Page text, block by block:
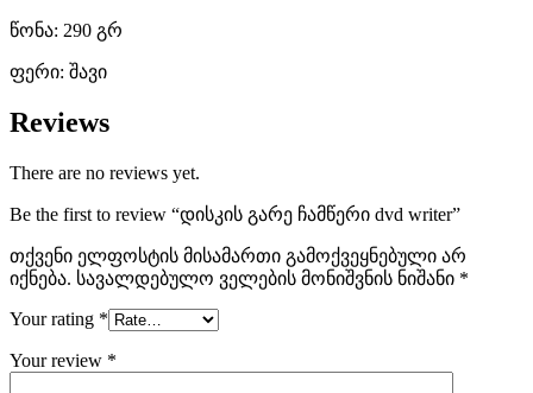
წონა: 290 გრ
ფერი: შავი
Reviews
There are no reviews yet.
Be the first to review “​დისკის გარე ჩამწერი dvd writer”
თქვენი ელფოსტის მისამართი გამოქვეყნებული არ
იქნება. სავალდებულო ველების მონიშვნის ნიშანი *
Your rating *
Your review *